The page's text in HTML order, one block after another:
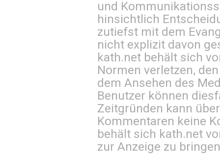
und
hinsichtlich
zutiefst mit dem
nicht explizit davon
kath.net behält sich
Normen verletzen,
dem Ansehen des
Benutzer können
Zeitgründen kann
Kommentaren keine
behält sich kath.net
zur Anzeige zu